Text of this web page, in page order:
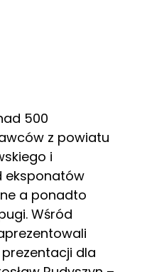
500
z powiatu
i
eksponatów
a ponadto
Wśród
dla